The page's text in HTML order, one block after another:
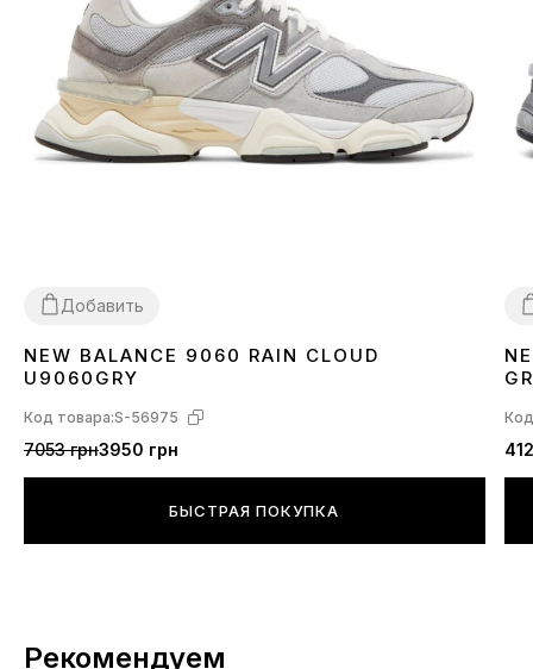
Добавить
3637 3839404142 43 4445
NEW BALANCE 9060 RAIN CLOUD
U9060GRY
Код товара:S-56975
7053 грн3950 грн
БЫСТРАЯ ПОКУПКА
Рекомендуем